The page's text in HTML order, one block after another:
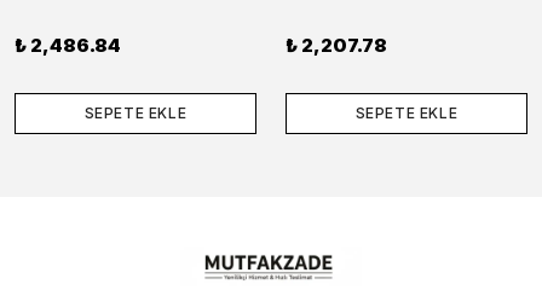
₺ 2,486.84
SEPETE EKLE
₺ 2,207.78
SEPETE EKLE